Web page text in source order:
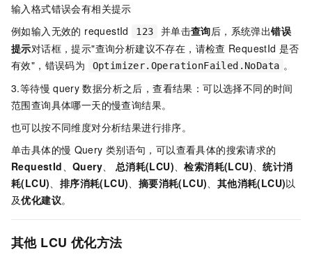
输入格式错误会有相关提示
例如输入无效的 requestId
123 并单击查询后，系统弹出错误
提示对话框，提示"查询分析建议不存在，请检查 RequestId 是否
有效"，错误码为
Optimizer.OperationFailed.NoData 。
3.等待慢 query 数据分析之后，查看结果：可以选择不同的时间
范围查询具体哪一天的慢查询结果。
也可以按不同维度对分析结果进行排序。
单击具体的慢 Query 类别语句，可以查看具体的搜索请求的
RequestId 、Query 总消耗(LCU) 、检索消耗(LCU) 、统计消
耗(LCU)
排序消耗(LCU) 摘要消耗(LCU) 其他消耗(LCU)以
及优化建议。
其他 LCU 优化方法